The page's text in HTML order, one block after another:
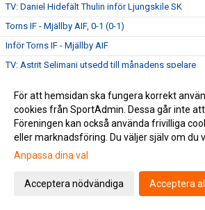
TV: Daniel Hidefält Thulin inför Ljungskile SK
Torns IF - Mjällby AIF, 0-1 (0-1)
Inför Torns IF - Mjällby AIF
TV: Astrit Seljmani utsedd till månadens spelare
Eskilsminne IF - Torns IF, 3-0 (2-0)
Inför Eskilsminne IF - Torns IF
Torns IF - IFK Göteborg, 0-4 (0-1)
Inför Torns IF - IFK Göteborg
Publikinfo inför Torns IF - IFK Göteborg
För att hemsidan ska fungera korrekt
cookies från SportAdmin. Dessa går inte
Föreningen kan också använda frivilliga
eller marknadsföring. Du väljer själv om du
Anpassa dina val
Acceptera nödvändiga Acceptera